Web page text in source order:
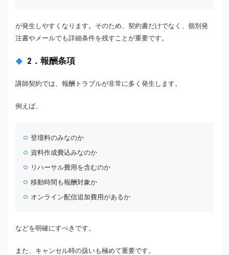
が発生しやすくなります。そのため、契約書だけでなく、個別発
注書やメールでも詳細条件を残すことが重要です。
2．報酬条項
講師契約では、報酬トラブルが非常に多く発生します。
例えば、
登壇料のみなのか
資料作成費込みなのか
リハーサル費用を含むのか
移動時間も報酬対象か
オンライン配信追加費用があるか
などを明確にすべきです。
また、キャンセル時の扱いも極めて重要です。